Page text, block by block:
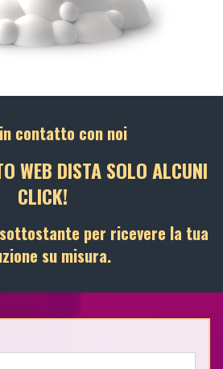
contatto con noi
WEB DISTA SOLO ALCUNI
CLICK!
per ricevere la tua
su misura.